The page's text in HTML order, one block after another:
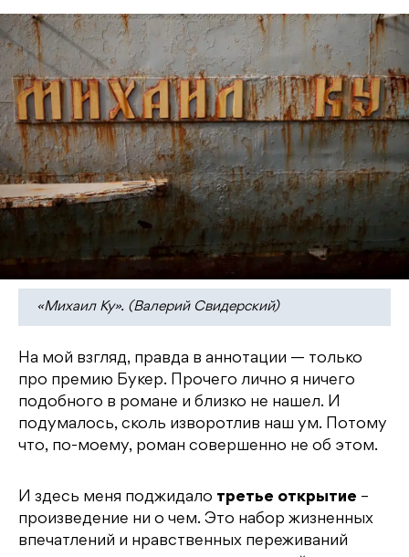
«Михаил Ку». (Валерий Свидерский)
На мой взгляд, правда в аннотации — только
про премию Букер. Прочего лично я ничего
подобного в романе и близко не нашел. И
подумалось, сколь изворотлив наш ум. Потому
что, по-моему, роман совершенно не об этом.
И здесь меня поджидало третье открытие –
произведение ни о чем. Это набор жизненных
впечатлений и нравственных переживаний